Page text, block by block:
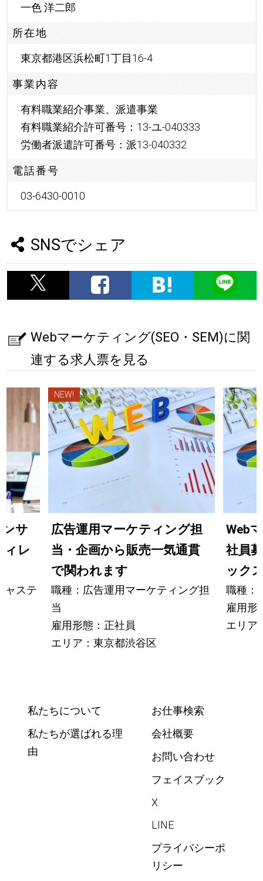
一色 洋二郎
所在地
東京都港区浜松町1丁目16-4
事業内容
有料職業紹介事業、派遣事業
有料職業紹介許可番号：13-ユ-040333
労働者派遣許可番号：派13-040332
電話番号
03-6430-0010
SNSでシェア
Webマーケティング(SEO・SEM)に関
連する求人票を見る
サ
ィレ
ャステ
NEW!
広告運用マーケティング担
当・企画から販売一気通貫
で関われます
職種：広告運用マーケティング担
当
雇用形態：正社員
エリア：東京都渋谷区
Web
社員
ック
職種：
雇用形
エリア
私たちについて
私たちが選ばれる理
由
お仕事検索
会社概要
お問い合わせ
フェイスブック
X
LINE
プライバシーポ
リシー